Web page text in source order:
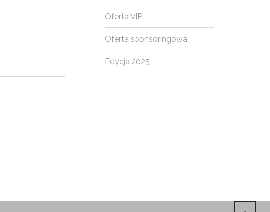
Oferta VIP
Oferta sponsoringowa
Edycja 2025